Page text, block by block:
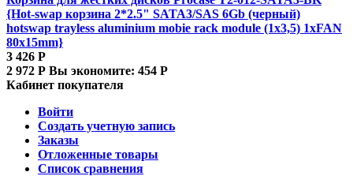
{Hot-swap корзина 2*2.5" SATA3/SAS 6Gb (черный)
hotswap trayless aluminium mobie rack module (1x3,5) 1xFAN
80x15mm}
3 426 Р
2 972 Р Вы экономите: 454 Р
Кабинет покупателя
Войти
Создать учетную запись
Заказы
Отложенные товары
Список сравнения